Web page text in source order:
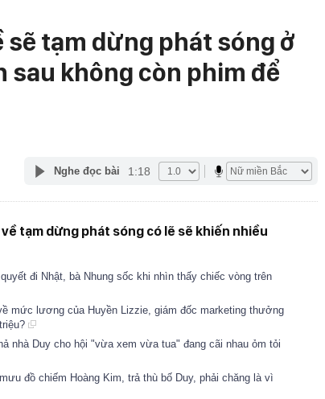
tạm dừng phát sóng ở
sau không còn phim để
Nghe đọc bài 1:18
tạm dừng phát sóng có lẽ sẽ khiến nhiều
đi Nhật, bà Nhung sốc khi nhìn thấy chiếc vòng trên
mức lương của Huyền Lizzie, giám đốc marketing thưởng
nhà Duy cho hội "vừa xem vừa tua" đang cãi nhau ỏm tỏi
đồ chiếm Hoàng Kim, trả thù bố Duy, phải chăng là vì